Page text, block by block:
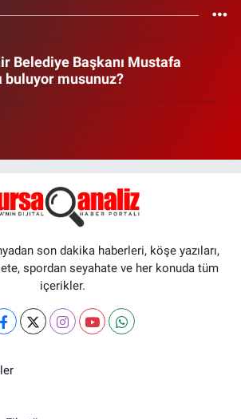
Belediye Başkanı Mustafa
buluyor musunuz?
son dakika haberleri, köşe yazıları,
spordan seyahate ve her konuda tüm
içerikler.